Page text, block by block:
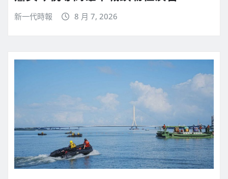
新一代時報 8 月 7, 2026